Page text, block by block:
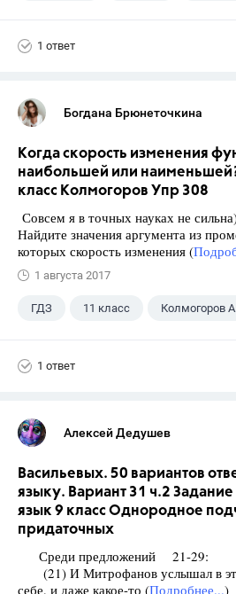
1 ответ
Богдана Брюнеточкина
Когда скорость изменения
наибольшей или
класс Колмогоров Упр 308
Совсем я в точных науках не
Найдите значения аргумента из
которых скорость изменения (
1 августа 2017
ГДЗ 11 класс Колмогоров
1 ответ
Алексей Дедушев
Васильевых. 50 вариантов
языку. Вариант 31 ч.2
язык 9 класс Однородное
придаточных
Среди предложений 21-29:
(21) И Митрофанов услышал в
себе, и даже какое-то (Подробнее...)